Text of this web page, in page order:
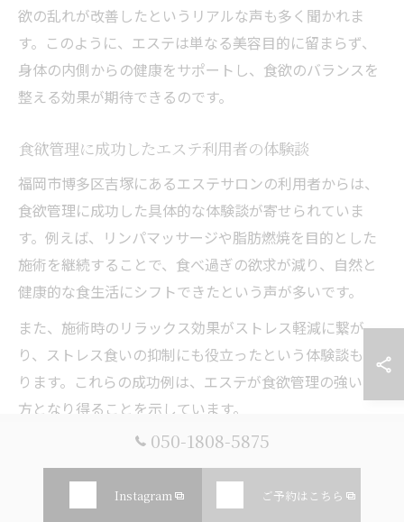
欲の乱れが改善したというリアルな声も多く聞かれま
す。このように、エステは単なる美容目的に留まらず、
身体の内側からの健康をサポートし、食欲のバランスを
整える効果が期待できるのです。
食欲管理に成功したエステ利用者の体験談
福岡市博多区吉塚にあるエステサロンの利用者からは、
食欲管理に成功した具体的な体験談が寄せられていま
す。例えば、リンパマッサージや脂肪燃焼を目的とした
施術を継続することで、食べ過ぎの欲求が減り、自然と
健康的な食生活にシフトできたという声が多いです。
また、施術時のリラックス効果がストレス軽減に繋が
り、ストレス食いの抑制にも役立ったという体験談もあ
ります。これらの成功例は、エステが食欲管理の強い味
方となり得ることを示しています。
実際にエステを利用した方の体験記では、施術を受ける
050-1808-5875
Instagram ご予約はこちら